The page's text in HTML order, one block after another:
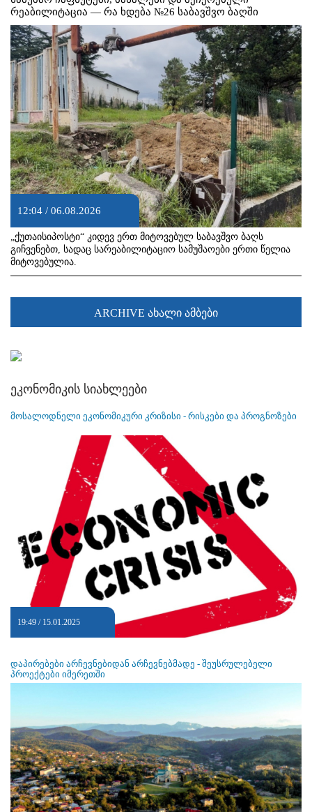
რეაბილიტაცია — რა ხდება №26 საბავშვო ბაღში
12:04 / 06.08.2026
„ქუთაისიპოსტი“ კიდევ ერთ მიტოვებულ საბავშვო ბაღს
გიჩვენებთ, სადაც სარეაბილიტაციო სამუშაოები ერთი წელია
მიტოვებულია.
ARCHIVE ახალი ამბები
ეკონომიკის სიახლეები
მოსალოდნელი ეკონომიკური კრიზისი - რისკები და პროგნოზები
19:49 / 15.01.2025
დაპირებები არჩევნებიდან არჩევნებმადე - შეუსრულებელი
პროექტები იმერეთში